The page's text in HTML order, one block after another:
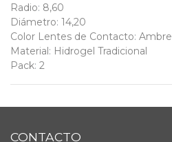
Radio: 8,60
Diámetro: 14,20
Color Lentes de Contacto: Ambre
Material: Hidrogel Tradicional
Pack: 2
CONTACTO